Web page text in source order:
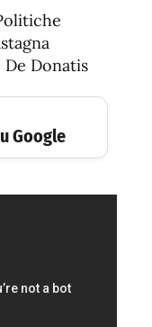
Donatis
Google